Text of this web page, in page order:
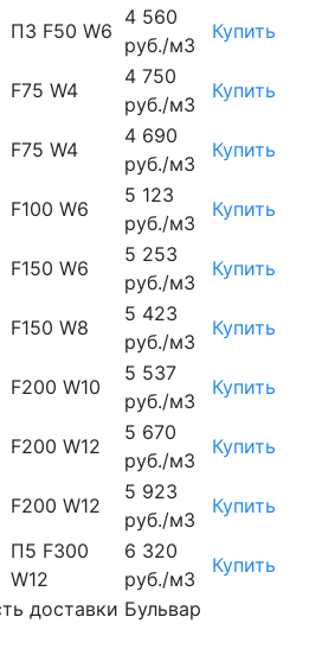
П3 F50 W6
4 560
руб./м3
Купить
F75 W4
4 750
руб./м3
Купить
F75 W4
4 690
руб./м3
Купить
F100 W6
5 123
руб./м3
Купить
F150 W6
5 253
руб./м3
Купить
F150 W8
5 423
руб./м3
Купить
F200 W10
5 537
руб./м3
Купить
F200 W12
5 670
руб./м3
Купить
F200 W12
5 923
руб./м3
Купить
П5 F300
W12
6 320
руб./м3
Купить
доставки Бульвар